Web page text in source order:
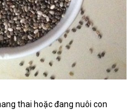
thai hoặc đang nuôi con